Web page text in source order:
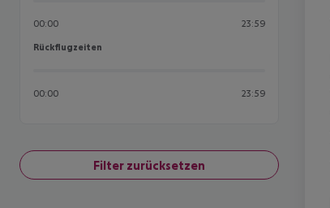
00:00 23:59
Rückflugzeiten
Rückflugzeiten
00:00 23:59
Filter zurücksetzen